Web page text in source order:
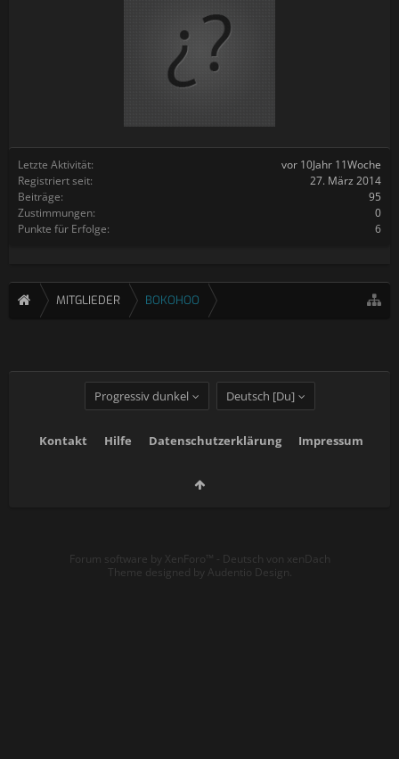
Letzte Aktivität:
vor 10Jahr 11Woche
Registriert seit:
27. März 2014
Beiträge:
95
Zustimmungen:
0
Punkte für Erfolge:
6
MITGLIEDER BOKOHOO
Progressiv dunkel Deutsch [Du]
Kontakt Hilfe Datenschutzerklärung Impressum
Forum software by XenForo™ - Deutsch von xenDach
Theme designed by Audentio Design.